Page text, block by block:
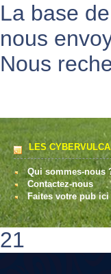
La base
nous
Nous
LES
Qui sommes-nous
Contactez-nous
Faites votre pub ici
21